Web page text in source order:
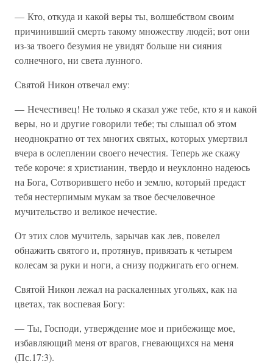
— Кто, откуда и какой веры ты, волшебством своим
причинивший смерть такому множеству людей; вот они
из-за твоего безумия не увидят больше ни сияния
солнечного, ни света лунного.
Святой Никон отвечал ему:
— Нечестивец! Не только я сказал уже тебе, кто я и какой
веры, но и другие говорили тебе; ты слышал об этом
неоднократно от тех многих святых, которых умертвил
вчера в ослеплении своего нечестия. Теперь же скажу
тебе короче: я христианин, твердо и неуклонно надеюсь
на Бога, Сотворившего небо и землю, который предаст
тебя нестерпимым мукам за твое бесчеловечное
мучительство и великое нечестие.
От этих слов мучитель, зарычав как лев, повелел
обнажить святого и, протянув, привязать к четырем
колесам за руки и ноги, а снизу поджигать его огнем.
Святой Никон лежал на раскаленных угольях, как на
цветах, так воспевая Богу:
— Ты, Господи, утверждение мое и прибежище мое,
избавляющий меня от врагов, гневающихся на меня
(Пс.17:3).